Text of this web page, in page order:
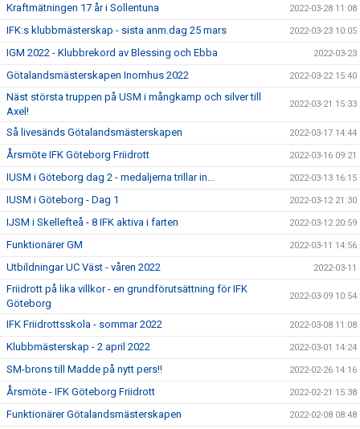
Kraftmätningen 17 år i Sollentuna 2022-03-28 11:08
IFK:s klubbmästerskap - sista anm.dag 25 mars 2022-03-23 10:05
IGM 2022 - Klubbrekord av Blessing och Ebba 2022-03-23
Götalandsmästerskapen Inomhus 2022 2022-03-22 15:40
Näst största truppen på USM i mångkamp och silver till
Axel!
2022-03-21 15:33
Så livesänds Götalandsmästerskapen 2022-03-17 14:44
Årsmöte IFK Göteborg Friidrott 2022-03-16 09:21
IUSM i Göteborg dag 2 - medaljerna trillar in... 2022-03-13 16:15
IUSM i Göteborg - Dag 1 2022-03-12 21:30
IJSM i Skellefteå - 8 IFK aktiva i farten 2022-03-12 20:59
Funktionärer GM 2022-03-11 14:56
Utbildningar UC Väst - våren 2022 2022-03-11
Friidrott på lika villkor - en grundförutsättning för IFK
Göteborg
2022-03-09 10:54
IFK Friidrottsskola - sommar 2022 2022-03-08 11:08
Klubbmästerskap - 2 april 2022 2022-03-01 14:24
SM-brons till Madde på nytt pers!! 2022-02-26 14:16
Årsmöte - IFK Göteborg Friidrott 2022-02-21 15:38
Funktionärer Götalandsmästerskapen 2022-02-08 08:48